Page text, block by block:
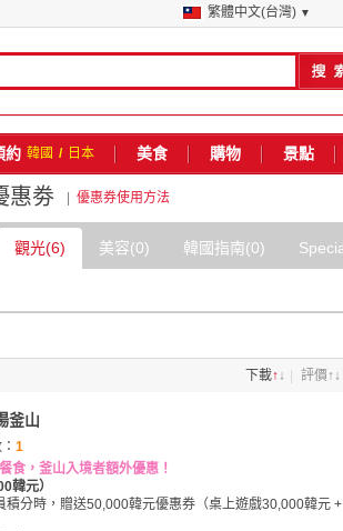
繁體中文(台灣) ▼
約 韓國 / 日本 美食 購物 景點
惠劵 優惠券使用方法
觀光(6) 美容(0) 韓國指南(0)
下載↑ ↓ 評價 ↑ ↓
釜山
1
食，釜山入境者額外優惠！
韓元）
積分時，贈送50,000韓元優惠券（桌上遊戲30,000韓元 +